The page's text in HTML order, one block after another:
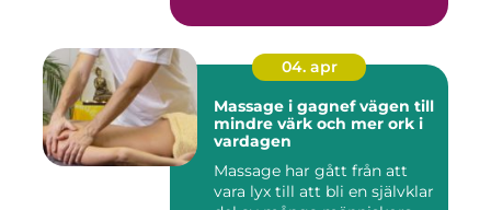
04. apr
Massage i gagnef vägen till
mindre värk och mer ork i
vardagen
Massage har gått från att
vara lyx till att bli en självklar